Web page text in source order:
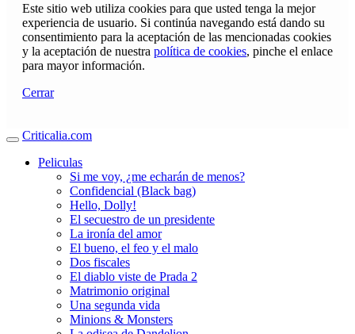
Este sitio web utiliza cookies para que usted tenga la mejor
experiencia de usuario. Si continúa navegando está dando su
consentimiento para la aceptación de las mencionadas cookies
y la aceptación de nuestra política de cookies, pinche el enlace
para mayor información.
Cerrar
Criticalia.com
Peliculas
Si me voy, ¿me echarán de menos?
Confidencial (Black bag)
Hello, Dolly!
El secuestro de un presidente
La ironía del amor
El bueno, el feo y el malo
Dos fiscales
El diablo viste de Prada 2
Matrimonio original
Una segunda vida
Minions & Monsters